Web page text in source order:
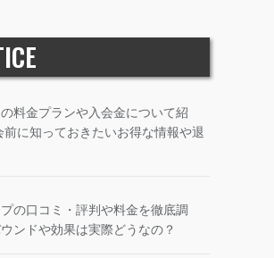
料金プランや入会金について紹
前に知っておきたいお得な情報や退
の口コミ・評判や料金を徹底調
ンドや効果は実際どうなの？